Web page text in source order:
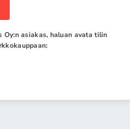
Oy:n asiakas, haluan avata tilin